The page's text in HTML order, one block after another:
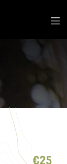
€25